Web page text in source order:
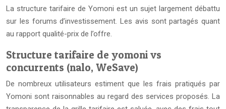
La structure tarifaire de Yomoni est un sujet largement débattu
sur les forums d’investissement. Les avis sont partagés quant
au rapport qualité-prix de l’offre.
Structure tarifaire de yomoni vs
concurrents (nalo, WeSave)
De nombreux utilisateurs estiment que les frais pratiqués par
Yomoni sont raisonnables au regard des services proposés. La